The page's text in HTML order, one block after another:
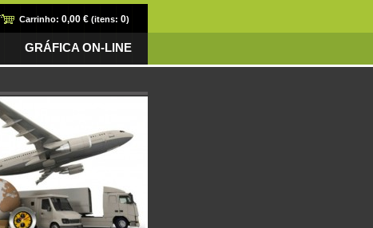
Carrinho: 0,00 € (itens: 0)
GRÁFICA ON-LINE